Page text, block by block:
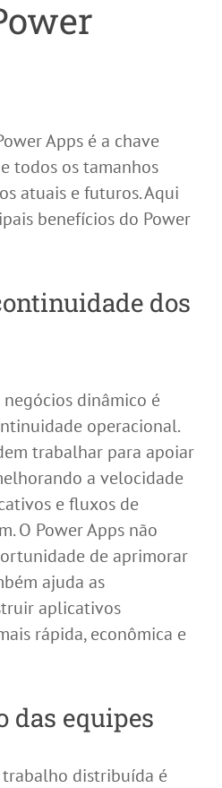
Apps é a chave
todos os tamanhos
atuais e futuros. Aqui
benefícios do Power
dos
dinâmico é
operacional.
trabalhar para apoiar
a velocidade
e fluxos de
O Power Apps não
de aprimorar
ajuda as
aplicativos
rápida, econômica e
das equipes
trabalho distribuída é